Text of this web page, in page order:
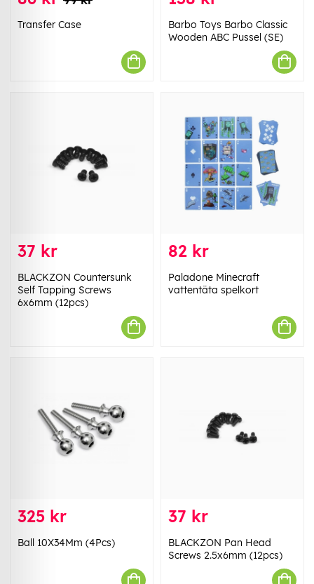
Transfer Case
Barbo Toys Barbo Classic
Wooden ABC Pussel (SE)
37 kr
BLACKZON Countersunk
Self Tapping Screws
6x6mm (12pcs)
82 kr
Paladone Minecraft
vattentäta spelkort
325 kr
Ball 10X34Mm (4Pcs)
37 kr
BLACKZON Pan Head
Screws 2.5x6mm (12pcs)